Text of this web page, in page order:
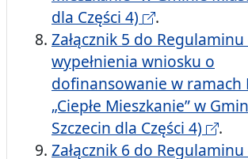
dla Części 4)
.
Załącznik 5 do
wypełnienia wniosku o
dofinansowanie w ramach
„Ciepłe Mieszkanie” w
Szczecin dla Części 4)
.
Załącznik 6 do